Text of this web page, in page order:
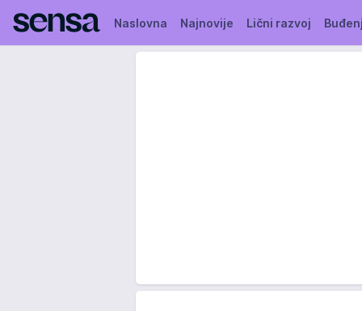
Naslovna Najnovije Lični razvoj